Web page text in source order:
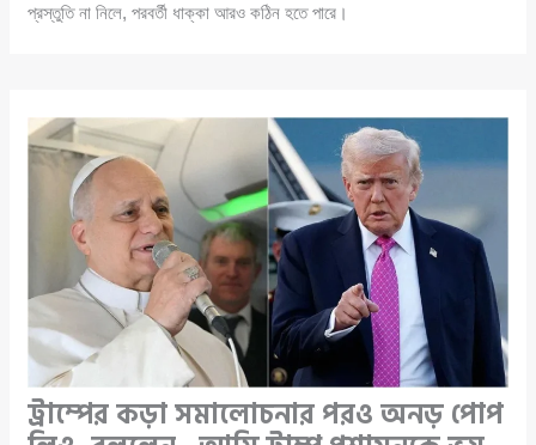
প্রস্তুতি না নিলে, পরবর্তী ধাক্কা আরও কঠিন হতে পারে।
ট্রাম্পের কড়া সমালোচনার পরও অনড় পোপ